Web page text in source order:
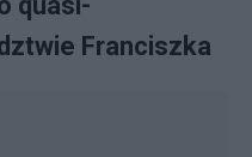
Franciszka